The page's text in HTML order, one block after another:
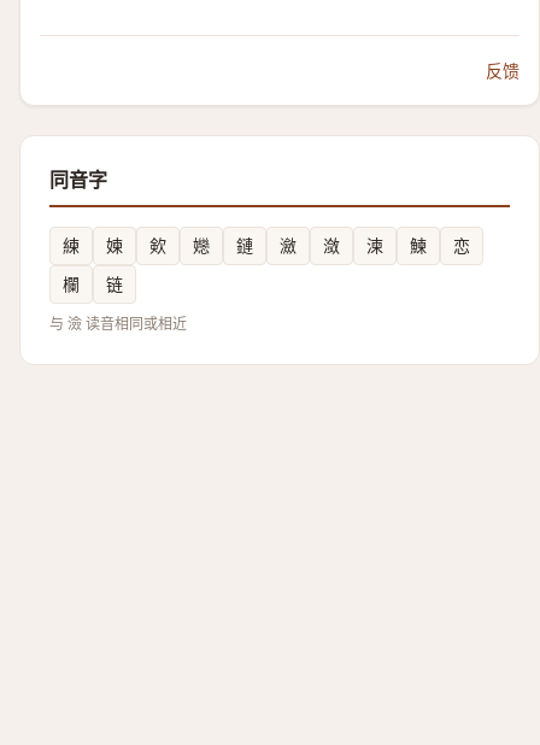
反馈
同音字
練 媡 㰸 㜻 鏈 瀲 潋 湅 鰊
恋
欄
链
与 澰 读音相同或相近